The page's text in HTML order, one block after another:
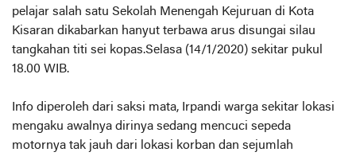
pelajar salah satu Sekolah Menengah Kejuruan di Kota
Kisaran dikabarkan hanyut terbawa arus disungai silau
tangkahan titi sei kopas.Selasa (14/1/2020) sekitar pukul
18.00 WIB.
Info diperoleh dari saksi mata, Irpandi warga sekitar lokasi
mengaku awalnya dirinya sedang mencuci sepeda
motornya tak jauh dari lokasi korban dan sejumlah